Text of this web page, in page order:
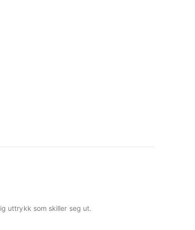
uttrykk som skiller seg ut.